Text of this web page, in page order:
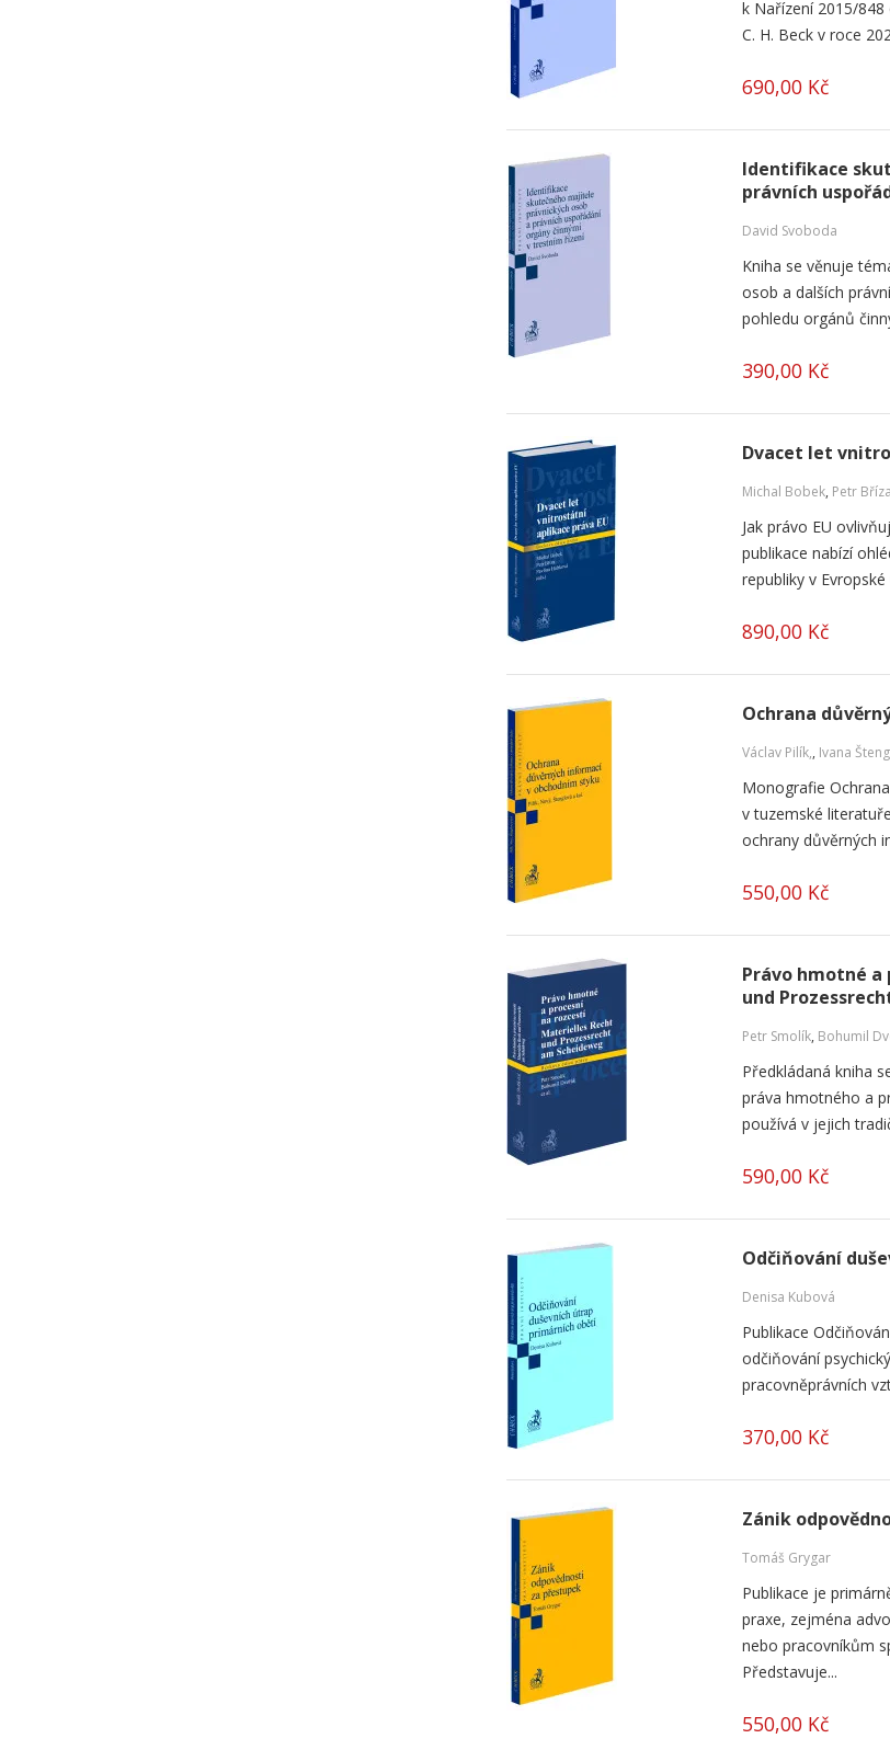
k Nařízení 2015/848
C. H. Beck v roce
690,00 Kč
Identifikace
právních
David Svoboda
Kniha se věnuje
osob a dalších
pohledu orgánů
390,00 Kč
Dvacet let
Michal Bobek, Petr Bříza
Jak právo EU
publikace nabízí
republiky v
890,00 Kč
Ochrana
Václav Pilík,, Ivana
Monografie
v tuzemské
ochrany důvěrných
550,00 Kč
Právo hmotné
und
Petr Smolík, Bohumil
Předkládaná kniha
práva hmotného a
používá v jejich
590,00 Kč
Odčiňování
Denisa Kubová
Publikace
odčiňování
pracovněprávních
370,00 Kč
Zánik
Tomáš Grygar
Publikace je
praxe, zejména
nebo pracovníkům
Představuje...
550,00 Kč